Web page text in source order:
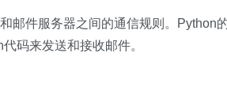
邮件服务器之间的通信规则。Python
码来发送和接收邮件。